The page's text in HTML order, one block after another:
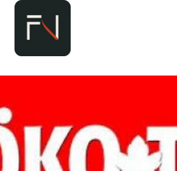
Zum
springen